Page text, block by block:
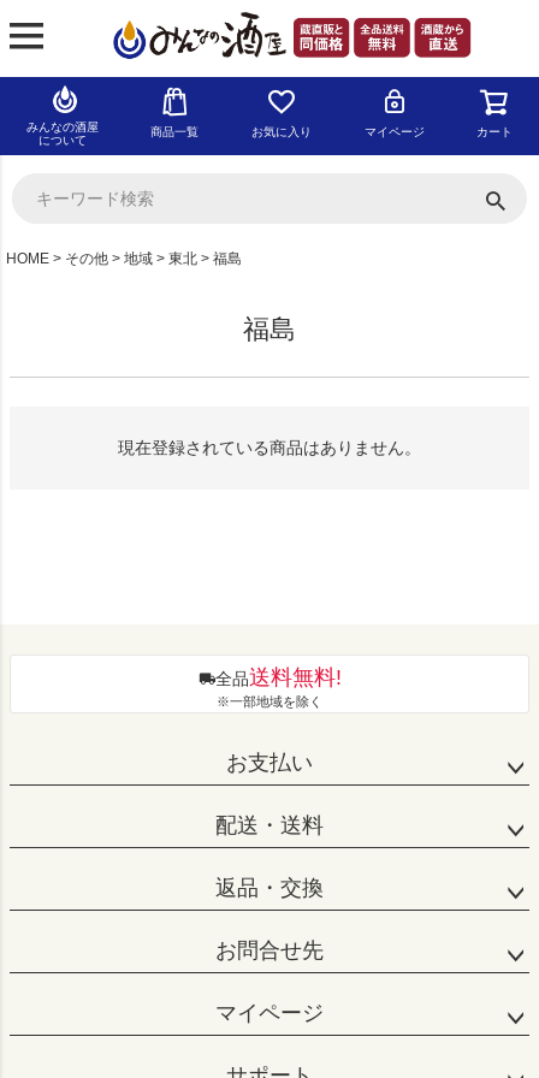
みんなの酒屋
について
商品一覧 お気に入り マイページ カート
HOME その他 地域 東北 福島
福島
現在登録されている商品はありません。
全品送料無料!
※一部地域を除く
お支払い
配送・送料
返品・交換
お問合せ先
マイページ